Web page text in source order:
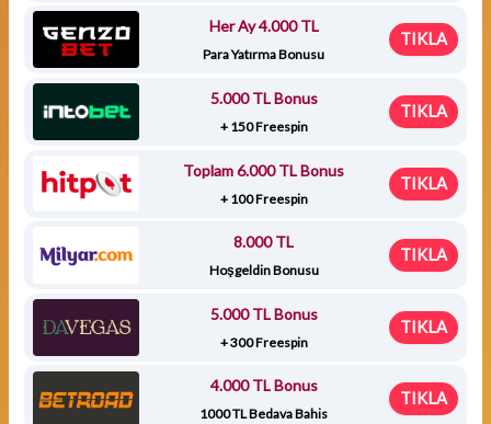
Her Ay 4.000 TL
Para Yatırma Bonusu
TIKLA
5.000 TL Bonus
+ 150 Freespin
TIKLA
Toplam 6.000 TL Bonus
+ 100 Freespin
TIKLA
8.000 TL
Hoşgeldin Bonusu
TIKLA
5.000 TL Bonus
+ 300 Freespin
TIKLA
4.000 TL Bonus
1000 TL Bedava Bahis
TIKLA